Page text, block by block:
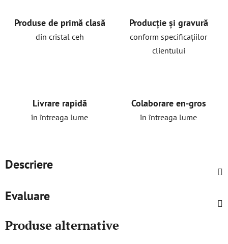
Produse de primă clasă
din cristal ceh
Producție și gravură
conform specificațiilor
clientului
Livrare rapidă
în întreaga lume
Colaborare en-gros
în întreaga lume
Descriere
Evaluare
Produse alternative